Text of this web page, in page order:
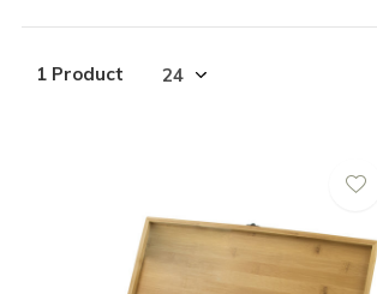
1 Product